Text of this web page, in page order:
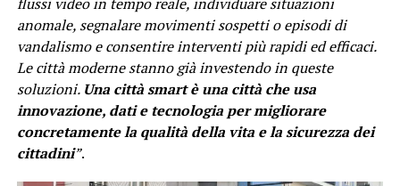
anomale, segnalare movimenti sospetti o episodi di
vandalismo e consentire interventi più rapidi ed efficaci.
Le città moderne stanno già investendo in queste
soluzioni. Una città smart è una città che usa
innovazione, dati e tecnologia per migliorare
concretamente la qualità della vita e la sicurezza dei
cittadini”.